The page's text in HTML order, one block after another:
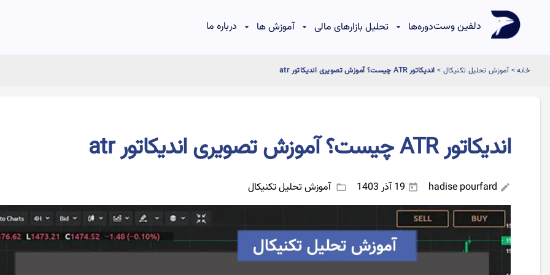
دلفین وستدوره‌ها تحلیل بازارهای مالی آموزش ها درباره ما
خانه>آموزش تحلیل تکنیکال > اندیکاتور ATR چیست؟ آموزش تصویری اندیکاتور atr
اندیکاتور ATR چیست؟ آموزش تصویری اندیکاتور atr
edit
today
folder_open آموزش تحلیل تکنیکال